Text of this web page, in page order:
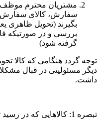
مشتریان محترم موظف
سفارش، کالای سفارش
بگیرند (تحویل ظاهری
بررسی و در صورتیکه
گرفته شود)
توجه گردد هنگامی که کالا
دیگر مسئولیتی در قبال
داشت.
تبصره 1: کالاهایی که در